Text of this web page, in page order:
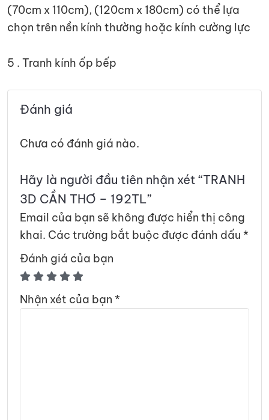
(70cm x 110cm), (120cm x 180cm) có thể lựa
chọn trên nền kính thường hoặc kính cường lực
5 . Tranh kính ốp bếp
Đánh giá
Chưa có đánh giá nào.
Hãy là người đầu tiên nhận xét “TRANH
3D CẦN THƠ – 192TL”
Email của bạn sẽ không được hiển thị công
khai. Các trường bắt buộc được đánh dấu *
Đánh giá của bạn
Nhận xét của bạn *